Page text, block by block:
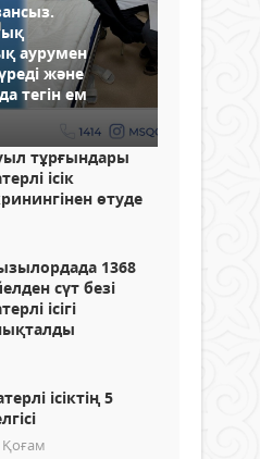
аурумен
және
тегін ем
тұрғындары
ісік
өтуде
1368
сүт безі
ісігі
ісіктің 5
Қоғам